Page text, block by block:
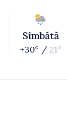
Sîmbătă
+30° / 21°